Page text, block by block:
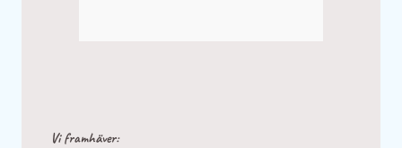
Vi framhäver: